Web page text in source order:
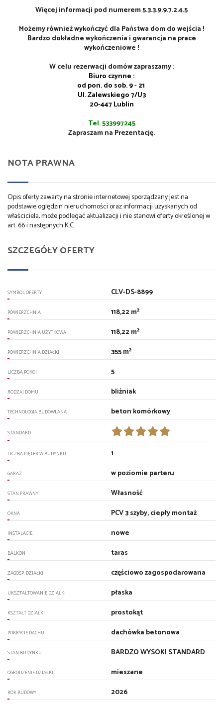
Więcej informacji pod numerem 5.3.3.9.9.7.2.4.5
Możemy również wykończyć dla Państwa dom do wejścia !
Bardzo dokładne wykończenia i gwarancja na prace
wykończeniowe !
W celu rezerwacji domów zapraszamy :
Biuro czynne :
od pon. do sob. 9 - 21
Ul. Zalewskiego 7/U3
20-447 Lublin
Tel. 533997245
Zapraszam na Prezentację.
NOTA PRAWNA
Opis oferty zawarty na stronie internetowej sporządzany jest na
podstawie oględzin nieruchomości oraz informacji uzyskanych od
właściciela, może podlegać aktualizacji i nie stanowi oferty określonej w
art. 66 i następnych K.C.
SZCZEGÓŁY OFERTY
SYMBOL OFERTY CLV-DS-8899
POWIERZCHNIA 118,22 m²
POWIERZCHNIA UŻYTKOWA 118,22 m²
POWIERZCHNIA DZIAŁKI 355 m²
LICZBA POKOI 5
RODZAJ DOMU bliźniak
TECHNOLOGIA BUDOWLANA beton komórkowy
STANDARD
LICZBA PIĘTER W BUDYNKU 1
GARAŻ w poziomie parteru
STAN PRAWNY Własność
OKNA PCV 3 szyby, ciepły montaż
INSTALACJE nowe
BALKON taras
ZAGOSP. DZIAŁKI częściowo zagospodarowana
UKSZTAŁTOWANIE DZIAŁKI płaska
KSZTAŁT DZIAŁKI prostokąt
POKRYCIE DACHU dachówka betonowa
STAN BUDYNKU BARDZO WYSOKI STANDARD
OGRODZENIE DZIAŁKI mieszane
ROK BUDOWY 2026